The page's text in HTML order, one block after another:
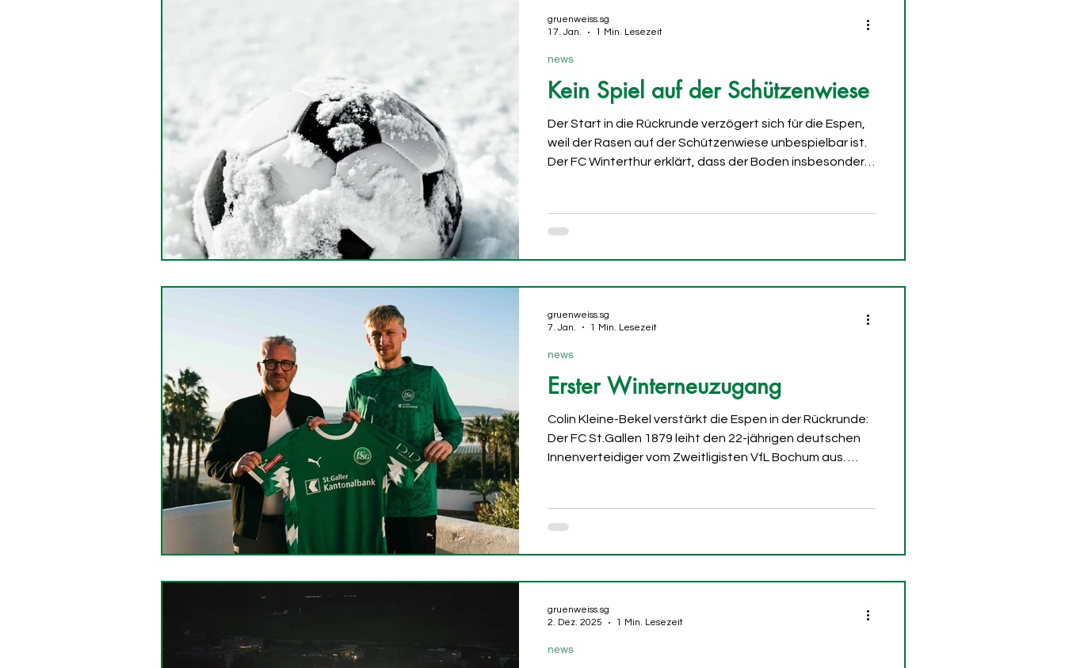
Kein Spiel auf der Schützenwiese
Der Start in die Rückrunde verzögert sich für die Espen,
weil der Rasen auf der Schützenwiese unbespielbar ist.
Der FC Winterthur erklärt, dass der Boden insbesondere
steht noch nicht fest. Bereits früher kam es in Winterthur
zu ähnlichen Problemen beim Rückrundenstart, etwa
news
gruenweiss.sg
17. Jan.
1 Min. Lesezeit
Erster Winterneuzugang
Colin Kleine-Bekel verstärkt die Espen in der Rückrunde:
Der FC St.Gallen 1879 leiht den 22-jährigen deutschen
Innenverteidiger vom Zweitligisten VfL Bochum aus. ​
des FCSG in der Rückrunde breiter und robuster
aufstellen. Kleine-Bekel wurde unter anderem im
news
gruenweiss.sg
7. Jan.
1 Min. Lesezeit
news
gruenweiss.sg
2. Dez. 2025
1 Min. Lesezeit